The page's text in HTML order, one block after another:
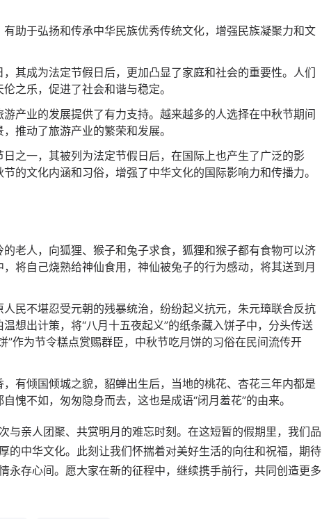
助于弘扬和传承中华民族优秀传统文化，增强民族凝聚力和文
其成为法定节假日后，更加凸显了家庭和社会的重要性。人们
之乐，促进了社会和谐与稳定。
游产业的发展提供了有力支持。越来越多的人选择在中秋节期间
推动了旅游产业的繁荣和发展。
日之一，其被列为法定节假日后，在国际上也产生了广泛的影
的文化内涵和习俗，增强了中华文化的国际影响力和传播力。
老人，向狐狸、猴子和兔子求食，狐狸和猴子都有食物可以济
将自己烧熟给神仙食用，神仙被兔子的行为感动，将其送到月
人民不堪忍受元朝的残暴统治，纷纷起义抗元，朱元璋联合反抗
想出计策，将“八月十五夜起义”的纸条藏入饼子中，分头传送
”作为节令糕点赏赐群臣，中秋节吃月饼的习俗在民间流传开
有倾国倾城之貌，貂蝉出生后，当地的桃花、杏花三年内都是
愧不如，匆匆隐身而去，这也是成语“闭月羞花”的由来。
与亲人团聚、共赏明月的难忘时刻。在这短暂的假期里，我们品
的中华文化。此刻让我们怀揣着对美好生活的向往和祝福，期待
永存心间。愿大家在新的征程中，继续携手前行，共同创造更多